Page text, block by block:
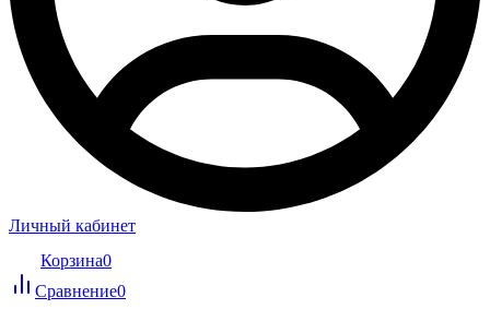
Личный кабинет
Корзина0
Сравнение0